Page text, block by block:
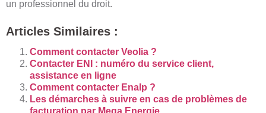
un professionnel du droit.
Articles Similaires :
Comment contacter Veolia ?
Contacter ENI : numéro du service client,
assistance en ligne
Comment contacter Enalp ?
Les démarches à suivre en cas de problèmes de
facturation par Mega Energie